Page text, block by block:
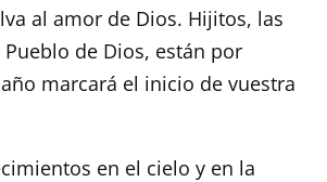
al amor de Dios. Hijitos, las
de Dios, están por
marcará el inicio de vuestra
en el cielo y en la